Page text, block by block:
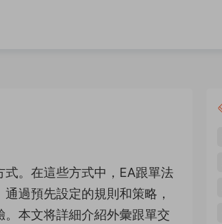
。在這些方式中，EA跟單法
過預先設定的規則和策略，
本文将詳細介紹外彙跟單交